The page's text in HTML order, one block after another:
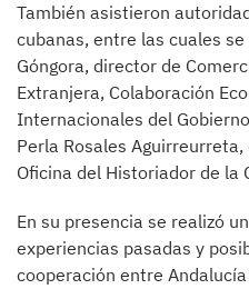
También asistieron
cubanas, entre las cuales
Góngora, director de
Extranjera, Colaboración
Internacionales del
Perla Rosales
Oficina del Historiador de la
En su presencia se realizó
experiencias pasadas y
cooperación entre